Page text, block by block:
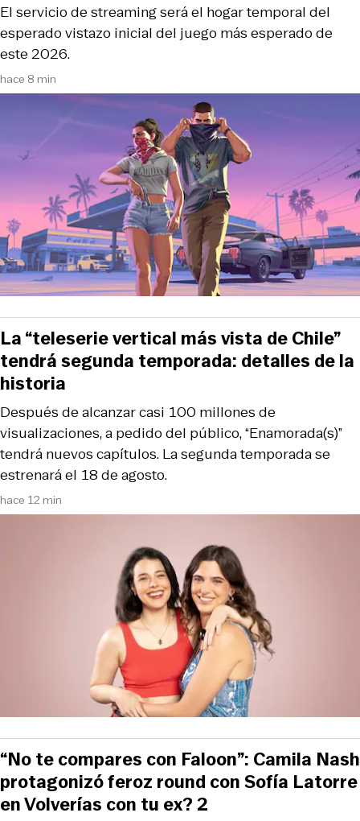
hace 8 min
El servicio de streaming será el hogar temporal del
esperado vistazo inicial del juego más esperado de
este 2026.
hace 12 min
Después de alcanzar casi 100 millones de
visualizaciones, a pedido del público, “Enamorada(s)”
tendrá nuevos capítulos. La segunda temporada se
estrenará el 18 de agosto.
La “teleserie vertical más vista de Chile”
tendrá segunda temporada: detalles de la
historia
“No te compares con Faloon”: Camila Nash
protagonizó feroz round con Sofía Latorre
en Volverías con tu ex? 2